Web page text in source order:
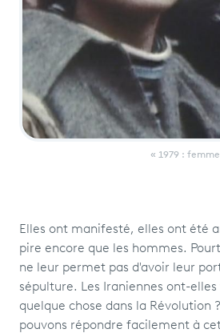
« 1979 :
Elles ont manifesté, elles ont été
pire encore que les hommes.
ne leur permet pas d'avoir leur
sépulture. Les Iraniennes ont-
quelque chose dans la Révolution
pouvons répondre facilement à